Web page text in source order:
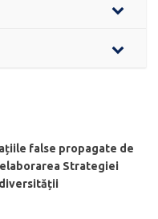
false propagate de
Strategiei